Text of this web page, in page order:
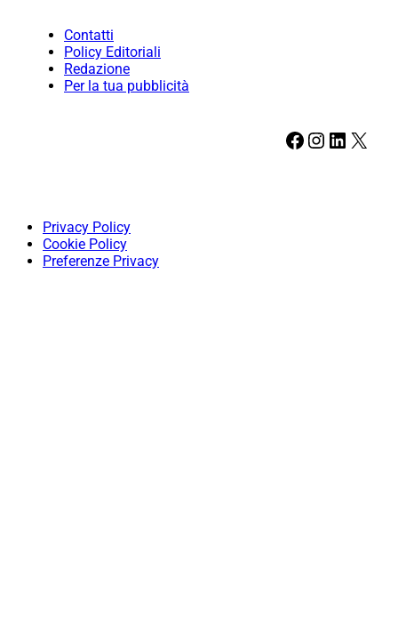
Contatti
Policy Editoriali
Redazione
Per la tua pubblicità
Facebook Instagram LinkedIn X
Privacy Policy
Cookie Policy
Preferenze Privacy